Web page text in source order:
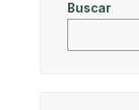
Buscar